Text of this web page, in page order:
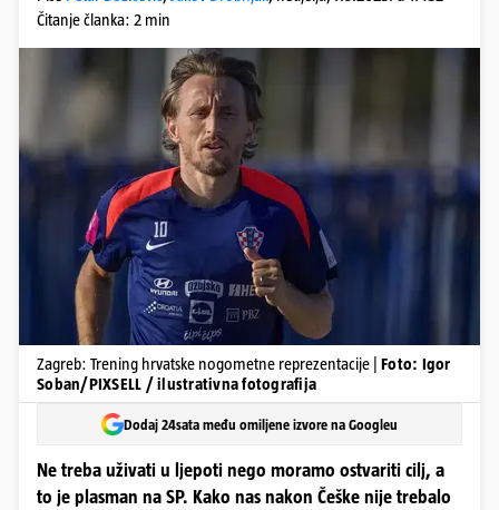
Čitanje članka: 2 min
Zagreb: Trening hrvatske nogometne reprezentacije | Foto: Igor
Soban/PIXSELL / ilustrativna fotografija
Dodaj 24sata među omiljene izvore na Googleu
Ne treba uživati u ljepoti nego moramo ostvariti cilj, a
to je plasman na SP. Kako nas nakon Češke nije trebalo